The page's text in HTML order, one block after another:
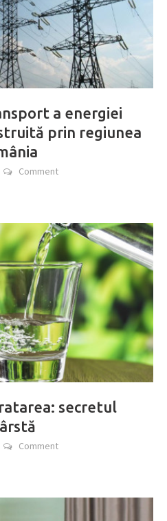
a energiei
prin regiunea
Comment
secretul
Comment